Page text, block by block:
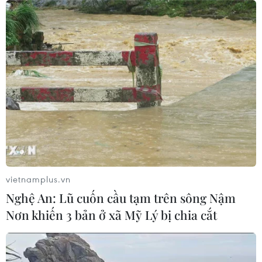
07/08/2026 23:54
7 học sinh đội tuyển Việt Nam đoạt
huy chương tại Olympic AI quốc tế
07/08/2026 15:27
Bảo đảm chính xác, công khai điểm
chuẩn tuyển sinh các trường quân
đội
07/08/2026 12:26
Ban đại diện cha mẹ học sinh không
được tự đặt các khoản thu, ép buộc
đóng góp
vietnamplus.vn
Nghệ An: Lũ cuốn cầu tạm trên sông Nậm
Nơn khiến 3 bản ở xã Mỹ Lý bị chia cắt